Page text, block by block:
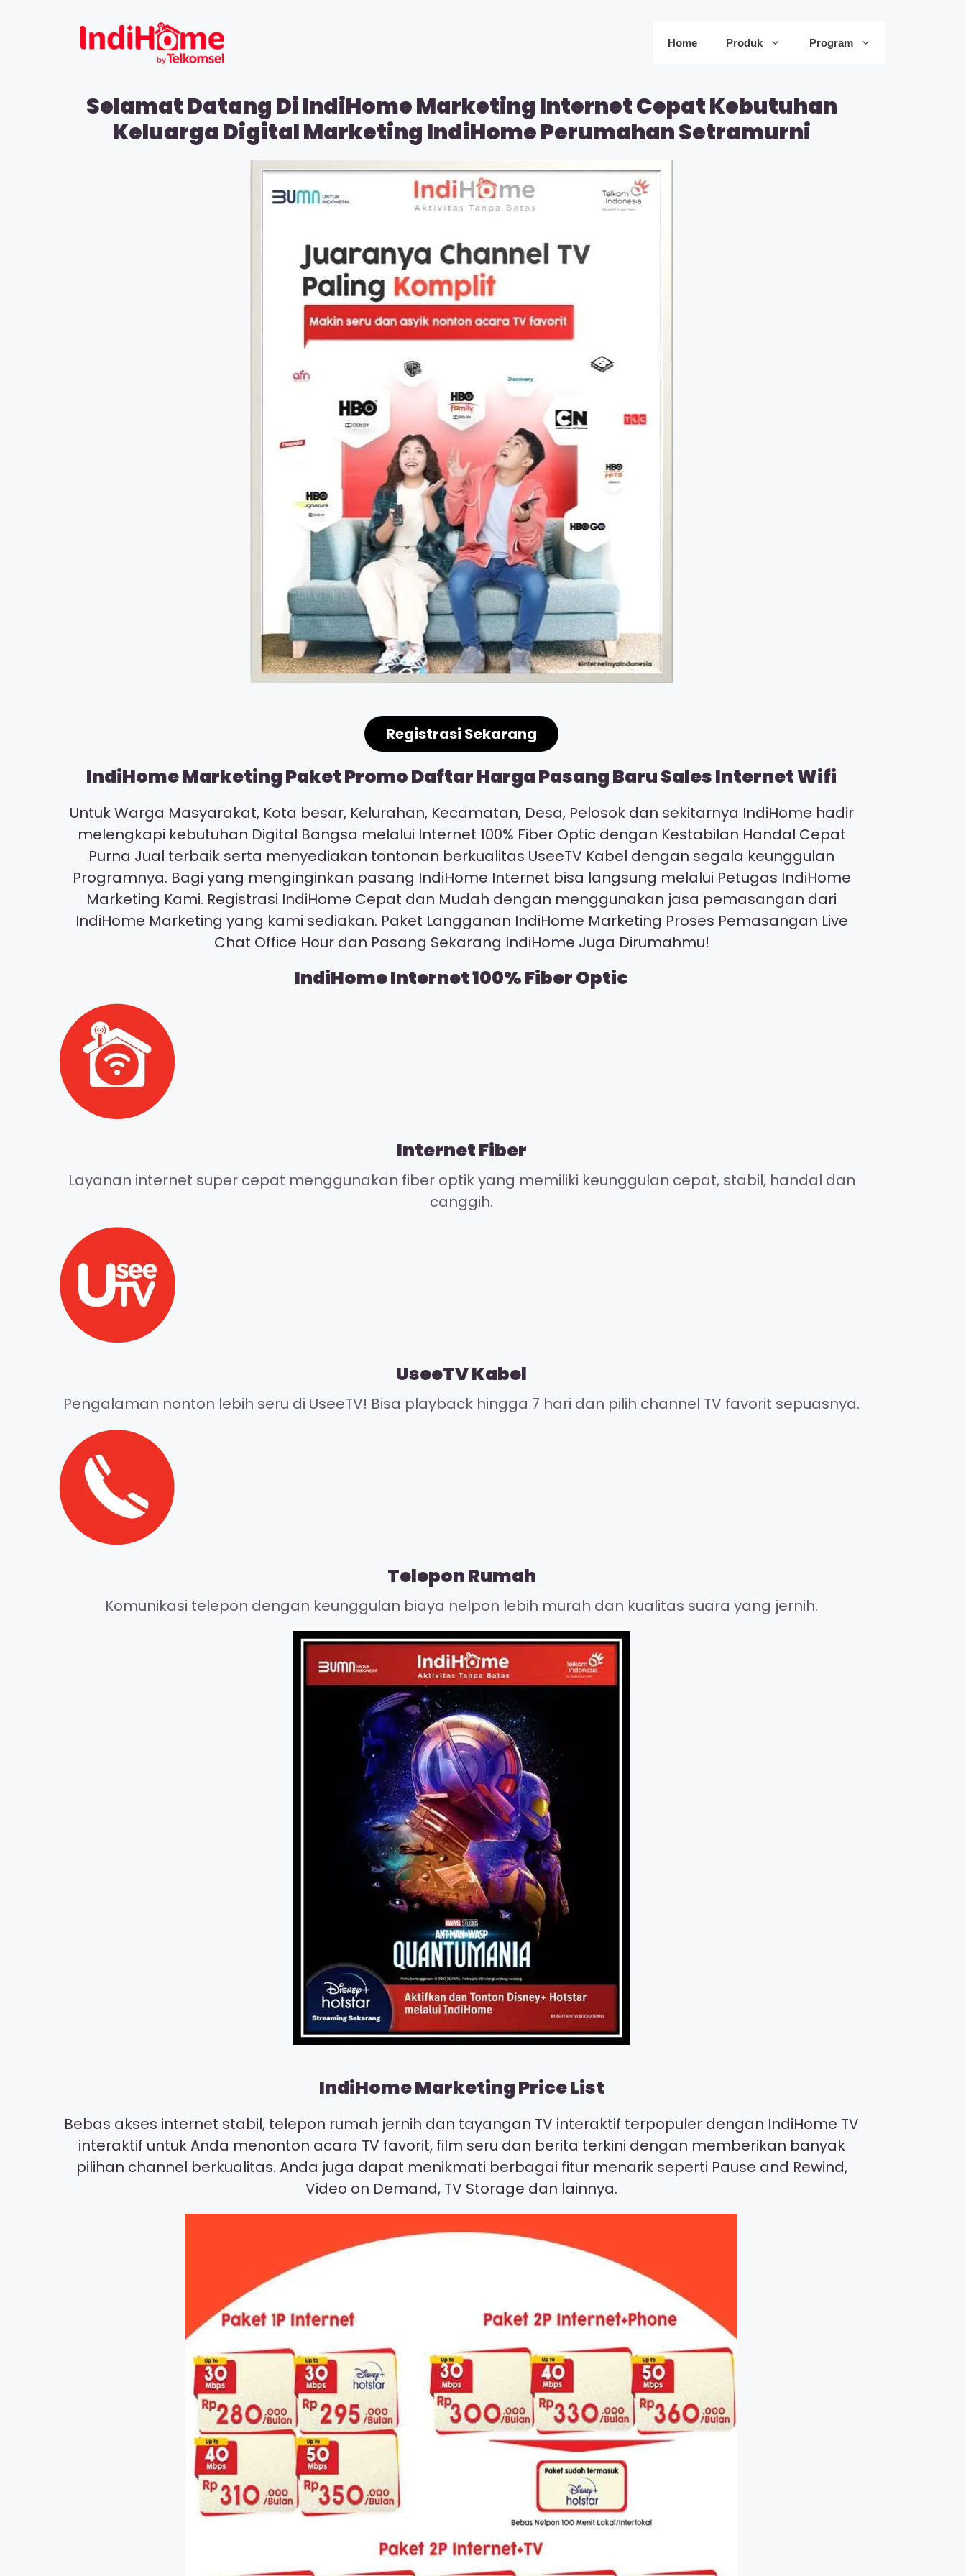
Home Produk Program
Selamat Datang Di IndiHome Marketing Internet Cepat Kebutuhan
Keluarga Digital Marketing IndiHome Perumahan Setramurni
Registrasi Sekarang
IndiHome Marketing Paket Promo Daftar Harga Pasang Baru Sales Internet Wifi
Untuk Warga Masyarakat, Kota besar, Kelurahan, Kecamatan, Desa, Pelosok dan sekitarnya IndiHome hadir
melengkapi kebutuhan Digital Bangsa melalui Internet 100% Fiber Optic dengan Kestabilan Handal Cepat
Purna Jual terbaik serta menyediakan tontonan berkualitas UseeTV Kabel dengan segala keunggulan
Programnya. Bagi yang menginginkan pasang IndiHome Internet bisa langsung melalui Petugas IndiHome
Marketing Kami. Registrasi IndiHome Cepat dan Mudah dengan menggunakan jasa pemasangan dari
IndiHome Marketing yang kami sediakan. Paket Langganan IndiHome Marketing Proses Pemasangan Live
Chat Office Hour dan Pasang Sekarang IndiHome Juga Dirumahmu!
IndiHome Internet 100% Fiber Optic
Internet Fiber
Layanan internet super cepat menggunakan fiber optik yang memiliki keunggulan cepat, stabil, handal dan
canggih.
UseeTV Kabel
Pengalaman nonton lebih seru di UseeTV! Bisa playback hingga 7 hari dan pilih channel TV favorit sepuasnya.
Telepon Rumah
Komunikasi telepon dengan keunggulan biaya nelpon lebih murah dan kualitas suara yang jernih.
IndiHome Marketing Price List
Bebas akses internet stabil, telepon rumah jernih dan tayangan TV interaktif terpopuler dengan IndiHome TV
interaktif untuk Anda menonton acara TV favorit, film seru dan berita terkini dengan memberikan banyak
pilihan channel berkualitas. Anda juga dapat menikmati berbagai fitur menarik seperti Pause and Rewind,
Video on Demand, TV Storage dan lainnya.